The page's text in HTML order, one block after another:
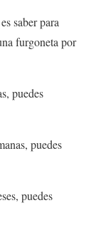
saber para
furgoneta por
puedes
puedes
puedes